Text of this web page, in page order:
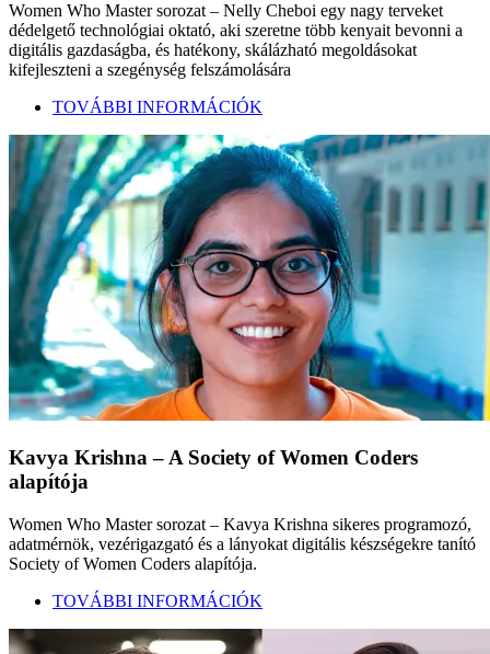
Women Who Master sorozat – Nelly Cheboi egy nagy terveket
dédelgető technológiai oktató, aki szeretne több kenyait bevonni a
digitális gazdaságba, és hatékony, skálázható megoldásokat
kifejleszteni a szegénység felszámolására
TOVÁBBI INFORMÁCIÓK
Kavya Krishna – A Society of Women Coders
alapítója
Women Who Master sorozat – Kavya Krishna sikeres programozó,
adatmérnök, vezérigazgató és a lányokat digitális készségekre tanító
Society of Women Coders alapítója.
TOVÁBBI INFORMÁCIÓK